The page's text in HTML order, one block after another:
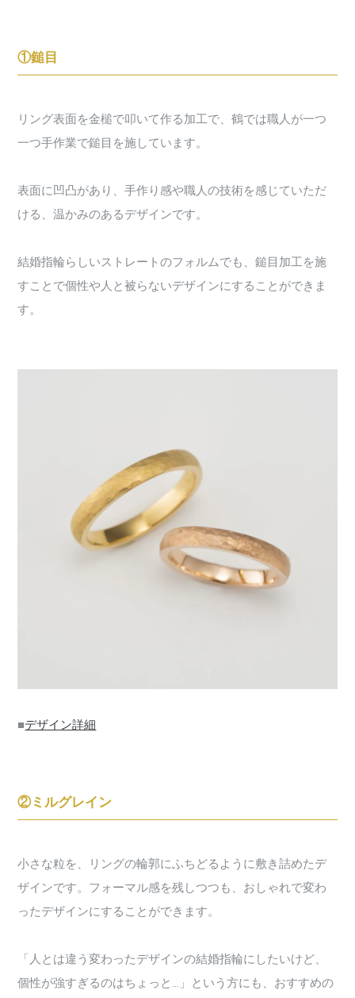
①鎚目
リング表面を金槌で叩いて作る加工で、鶴では職人が一つ
一つ手作業で鎚目を施しています。
表面に凹凸があり、手作り感や職人の技術を感じていただ
ける、温かみのあるデザインです。
結婚指輪らしいストレートのフォルムでも、鎚目加工を施
すことで個性や人と被らないデザインにすることができま
す。
■デザイン詳細
②ミルグレイン
小さな粒を、リングの輪郭にふちどるように敷き詰めたデ
ザインです。フォーマル感を残しつつも、おしゃれで変わ
ったデザインにすることができます。
「人とは違う変わったデザインの結婚指輪にしたいけど、
個性が強すぎるのはちょっと…」という方にも、おすすめの